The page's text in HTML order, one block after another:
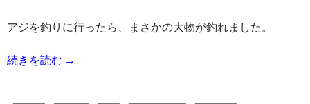
アジを釣りに行ったら、まさかの大物が釣れました。
続きを読む 2025/02/22の釣り | マダイ,ヒラメ
→